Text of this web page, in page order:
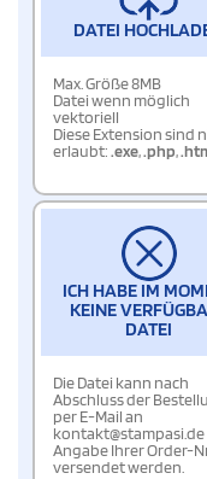
DATEI
Max. Größe 8MB
Datei wenn möglich
vektoriell
Diese Extension sind
erlaubt:.exe,.php,
ICH HABE IM
KEINE
DATEI
Die Datei kann nach
Abschluss der
per E-Mail an
Angabe Ihrer Order-
versendet werden.